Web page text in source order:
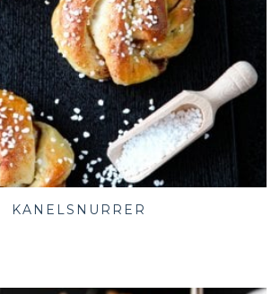
KANELSNURRER